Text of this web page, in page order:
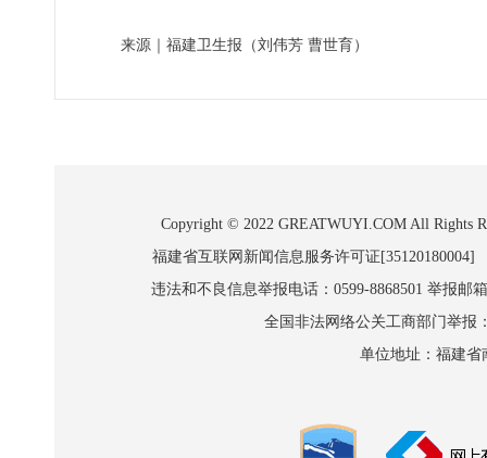
来源｜福建卫生报（刘伟芳 曹世育）
Copyright © 2022 GREATWUYI.COM All Rights
福建省互联网新闻信息服务许可证
违法和不良信息举报电话：0599-8868501 举报邮
全国非法网络公关工商部门举报
单位地址：福建省